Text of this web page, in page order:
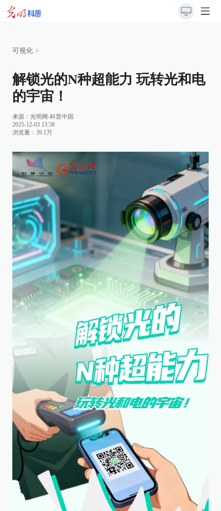
可视化 >
解锁光的N种超能力 玩转光和电
的宇宙！
来源：光明网-科普中国
2025-12-03 13:58
浏览量：39.1万